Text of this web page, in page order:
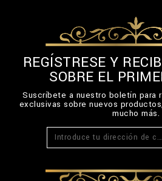
REGÍSTRESE Y
SOBRE EL
Suscríbete a nuestro boletín para
exclusivas sobre nuevos
mucho más.